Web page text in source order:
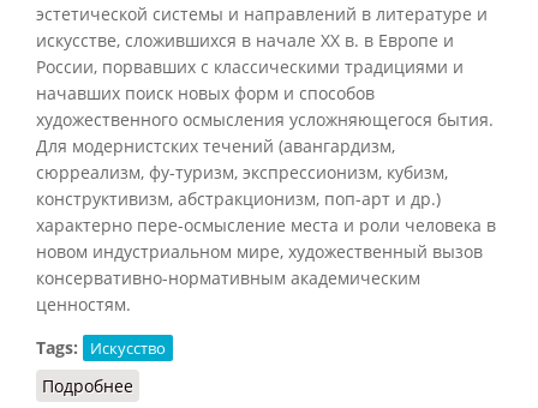
эстетической системы и направлений в литературе и
искусстве, сложившихся в начале XX в. в Европе и
России, порвавших с классическими традициями и
начавших поиск новых форм и способов
художественного осмысления усложняющегося бытия.
Для модернистских течений (авангардизм,
сюрреализм, фу-туризм, экспрессионизм, кубизм,
конструктивизм, абстракционизм, поп-арт и др.)
характерно пере-осмысление места и роли человека в
новом индустриальном мире, художественный вызов
консервативно-нормативным академическим
ценностям.
Tags:
Искусство
Подробнее